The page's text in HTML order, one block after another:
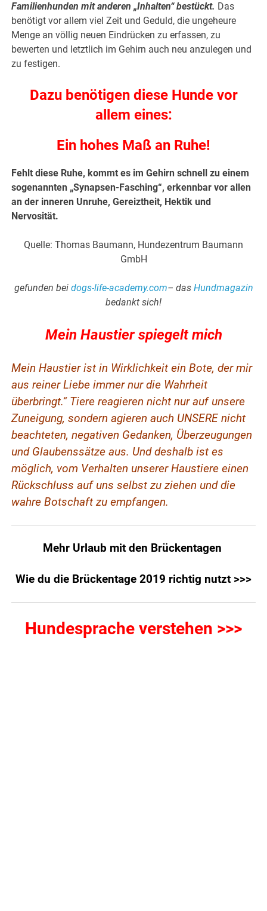
Familienhunden mit anderen „Inhalten“ bestückt. Das
benötigt vor allem viel Zeit und Geduld, die ungeheure
Menge an völlig neuen Eindrücken zu erfassen, zu
bewerten und letztlich im Gehirn auch neu anzulegen und
zu festigen.
Dazu benötigen diese Hunde vor
allem eines:
Ein hohes Maß an Ruhe!
Fehlt diese Ruhe, kommt es im Gehirn schnell zu einem
sogenannten „Synapsen-Fasching“, erkennbar vor allen
an der inneren Unruhe, Gereiztheit, Hektik und
Nervosität.
Quelle: Thomas Baumann, Hundezentrum Baumann
GmbH
gefunden bei dogs-life-academy.com– das Hundmagazin
bedankt sich!
Mein Haustier spiegelt mich
Mein Haustier ist in Wirklichkeit ein Bote, der mir
aus reiner Liebe immer nur die Wahrheit
überbringt.“ Tiere reagieren nicht nur auf unsere
Zuneigung, sondern agieren auch UNSERE nicht
beachteten, negativen Gedanken, Überzeugungen
und Glaubenssätze aus. Und deshalb ist es
möglich, vom Verhalten unserer Haustiere einen
Rückschluss auf uns selbst zu ziehen und die
wahre Botschaft zu empfangen.
Mehr Urlaub mit den Brückentagen
Wie du die Brückentage 2019 richtig nutzt >>>
Hundesprache verstehen >>>